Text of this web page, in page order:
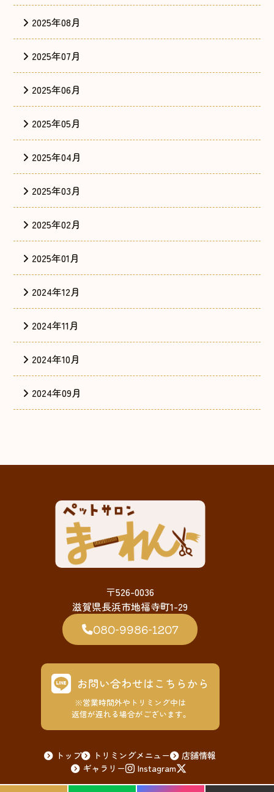
2025年08月
2025年07月
2025年06月
2025年05月
2025年04月
2025年03月
2025年02月
2025年01月
2024年12月
2024年11月
2024年10月
2024年09月
〒526-0036
滋賀県長浜市地福寺町1-29
080-9986-1207
お問い合わせはこちらから
※営業時間外やトリミング中は
返信が遅れる場合がございます。
トップ トリミングメニュー
店舗情報
ギャラリー
Instagram